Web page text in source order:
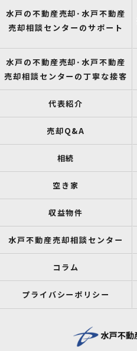
水戸の不動産売却･水戸不動産
売却相談センターのサポート
水戸の不動産売却･水戸不動産
売却相談センターの丁寧な接客
代表紹介
売却Q&A
相続
空き家
収益物件
水戸不動産売却相談センター
コラム
プライバシーポリシー